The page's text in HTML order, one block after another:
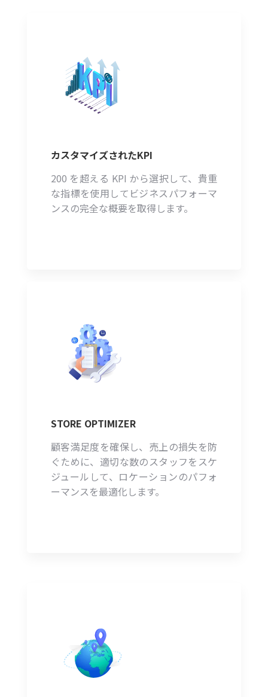
カスタマイズされたKPI
200 を超える KPI から選択して、貴重
な指標を使用してビジネスパフォーマ
ンスの完全な概要を取得します。
STORE OPTIMIZER
顧客満足度を確保し、売上の損失を防
ぐために、適切な数のスタッフをスケ
ジュールして、ロケーションのパフォ
ーマンスを最適化します。